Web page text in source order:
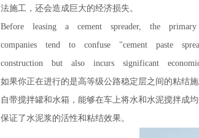
法施工，还会造成巨大的经济损失。
Before leasing a cement spreader, the
companies tend to confuse "cement paste
construction but also incurs significant
如果你正在进行的是高等级公路稳定层之间的粘结
自带搅拌罐和水箱，能够在车上将水和水泥搅拌成
保证了水泥浆的活性和粘结效果。